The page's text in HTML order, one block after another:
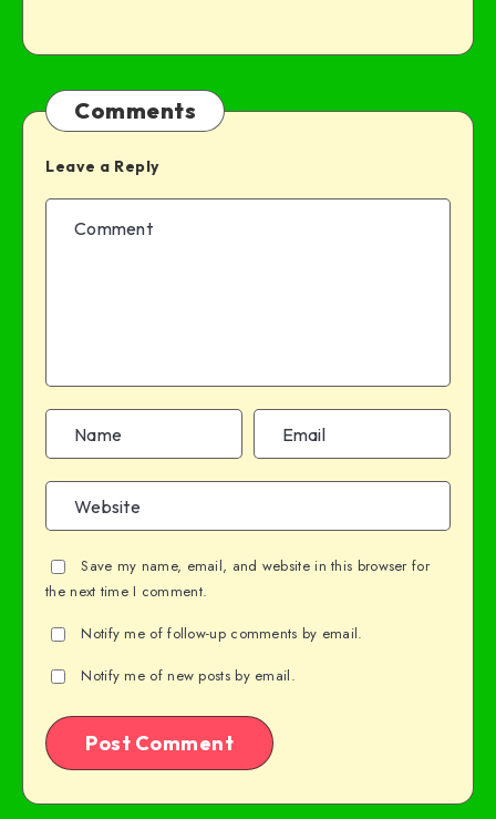
Comments
Leave a Reply
Save my name, email, and website in this browser for
the next time I comment.
Notify me of follow-up comments by email.
Notify me of new posts by email.